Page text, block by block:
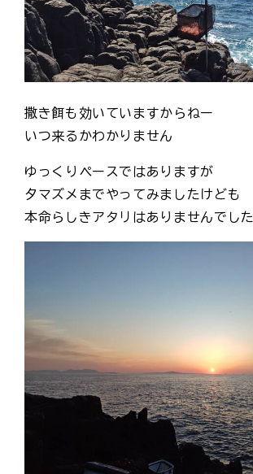
撒き餌も効いていますからねー
いつ来るかわかりません
ゆっくりペースではありますが
夕マズメまでやってみましたけども
本命らしきアタリはありませんでした